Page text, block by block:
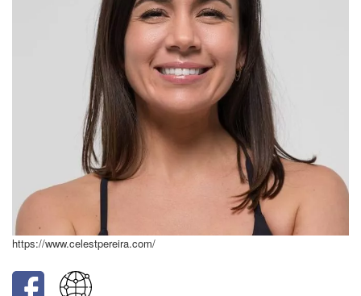
https://www.celestpereira.com/